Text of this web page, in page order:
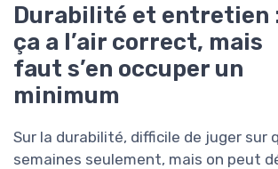
Durabilité et entretien
ça a l’air correct, mais
faut s’en occuper un
minimum
Sur la durabilité, difficile de juger sur
semaines seulement, mais on peut